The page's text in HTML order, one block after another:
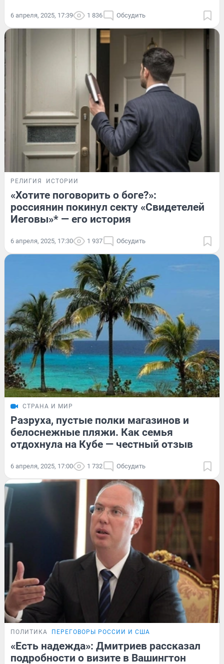
6 апреля, 2025, 17:39 1 836 Обсудить
РЕЛИГИЯ ИСТОРИИ
«Хотите поговорить о боге?»:
россиянин покинул секту «Свидетелей
Иеговы»* — его история
6 апреля, 2025, 17:30 1 937 Обсудить
СТРАНА И МИР
Разруха, пустые полки магазинов и
белоснежные пляжи. Как семья
отдохнула на Кубе — честный отзыв
6 апреля, 2025, 17:00 1 732 Обсудить
ПОЛИТИКА ПЕРЕГОВОРЫ РОССИИ И США
«Есть надежда»: Дмитриев рассказал
подробности о визите в Вашингтон